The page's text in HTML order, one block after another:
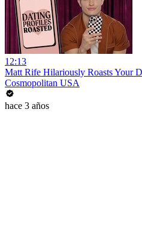
12:13
Matt Rife Hilariously Roasts Your
Cosmopolitan USA
hace 3 años